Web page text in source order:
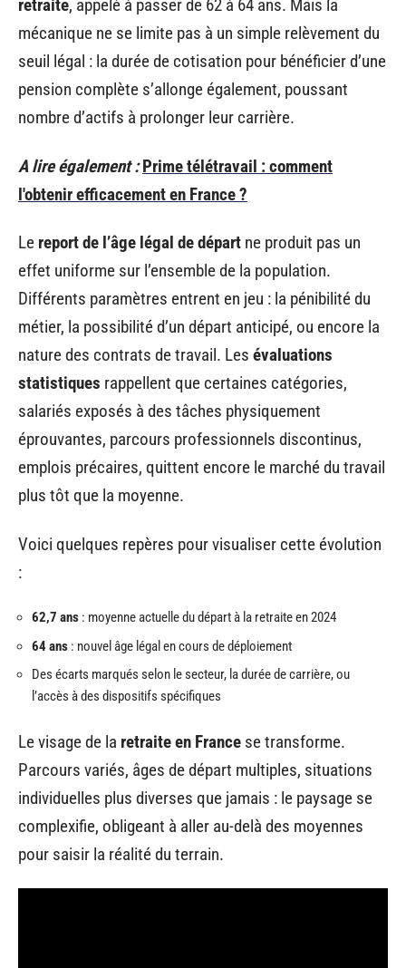
retraite, appelé à passer de 62 à 64 ans. Mais la
mécanique ne se limite pas à un simple relèvement du
seuil légal : la durée de cotisation pour bénéficier d’une
pension complète s’allonge également, poussant
nombre d’actifs à prolonger leur carrière.
A lire également : Prime télétravail : comment
l'obtenir efficacement en France ?
Le report de l’âge légal de départ ne produit pas un
effet uniforme sur l’ensemble de la population.
Différents paramètres entrent en jeu : la pénibilité du
métier, la possibilité d’un départ anticipé, ou encore la
nature des contrats de travail. Les évaluations
statistiques rappellent que certaines catégories,
salariés exposés à des tâches physiquement
éprouvantes, parcours professionnels discontinus,
emplois précaires, quittent encore le marché du travail
plus tôt que la moyenne.
Voici quelques repères pour visualiser cette évolution
:
62,7 ans : moyenne actuelle du départ à la retraite en 2024
64 ans : nouvel âge légal en cours de déploiement
Des écarts marqués selon le secteur, la durée de carrière, ou
l’accès à des dispositifs spécifiques
Le visage de la retraite en France se transforme.
Parcours variés, âges de départ multiples, situations
individuelles plus diverses que jamais : le paysage se
complexifie, obligeant à aller au-delà des moyennes
pour saisir la réalité du terrain.